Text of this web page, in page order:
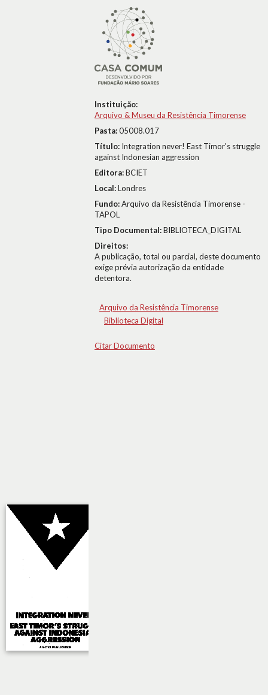
Instituição:
Arquivo & Museu da Resistência Timorense
Pasta:05008.017
Título: Integration never! East Timor's struggle
against Indonesian aggression
Editora:BCIET
Local:Londres
Fundo:Arquivo da Resistência Timorense -
TAPOL
Tipo Documental:BIBLIOTECA_DIGITAL
Direitos:
A publicação, total ou parcial, deste documento
exige prévia autorização da entidade
detentora.
Arquivo da Resistência Timorense
Biblioteca Digital
Citar Documento